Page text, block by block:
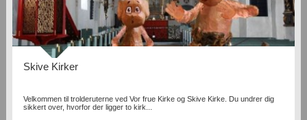
Skive Kirker
Velkommen til trolderuterne ved Vor frue Kirke og Skive Kirke. Du undrer dig
sikkert over, hvorfor der ligger to kirk...